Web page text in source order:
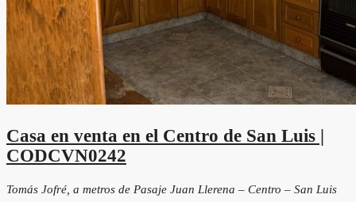
Casa en venta en el Centro de San Luis |
CODCVN0242
Tomás Jofré, a metros de Pasaje Juan Llerena – Centro – San Luis